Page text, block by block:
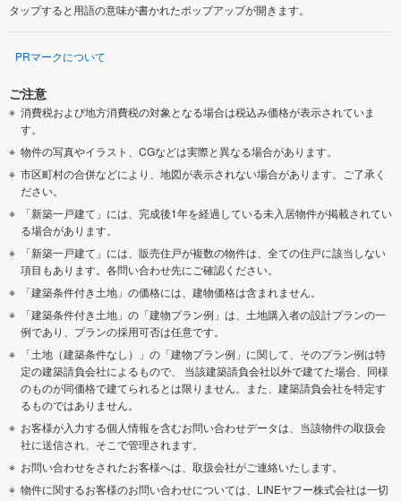
タップすると用語の意味が書かれたポップアップが開きます。
PRマークについて
ご注意
消費税および地方消費税の対象となる場合は税込み価格が表示されていま
す。
物件の写真やイラスト、CGなどは実際と異なる場合があります。
市区町村の合併などにより、地図が表示されない場合があります。ご了承く
ださい。
「新築一戸建て」には、完成後1年を経過している未入居物件が掲載されてい
る場合があります。
「新築一戸建て」には、販売住戸が複数の物件は、全ての住戸に該当しない
項目もあります。各問い合わせ先にご確認ください。
「建築条件付き土地」の価格には、建物価格は含まれません。
「建築条件付き土地」の「建物プラン例」は、土地購入者の設計プランの一
例であり、プランの採用可否は任意です。
「土地（建築条件なし）」の「建物プラン例」に関して、そのプラン例は特
定の建築請負会社によるもので、 当該建築請負会社以外で建てた場合、同様
のものが同価格で建てられるとは限りません。また、建築請負会社を特定す
るものではありません。
お客様が入力する個人情報を含むお問い合わせデータは、当該物件の取扱会
社に送信され、そこで管理されます。
お問い合わせをされたお客様へは、取扱会社がご連絡いたします。
物件に関するお客様のお問い合わせについては、LINEヤフー株式会社は一切